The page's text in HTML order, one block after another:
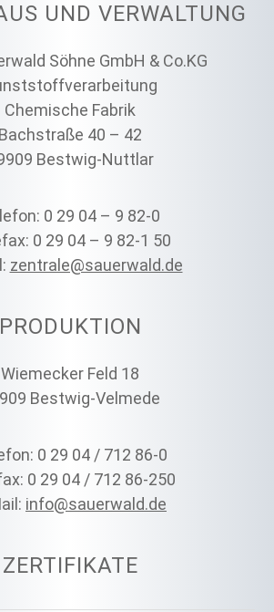
UND VERWALTUNG
Söhne GmbH & Co.KG
Chemische Fabrik
Bachstraße 40 – 42
Bestwig-Nuttlar
0 29 04 – 9 82-0
0 29 04 – 9 82-1 50
zentrale@sauerwald.de
PRODUKTION
Wiemecker Feld 18
Bestwig-Velmede
0 29 04 / 712 86-0
0 29 04 / 712 86-250
info@sauerwald.de
ZERTIFIKATE